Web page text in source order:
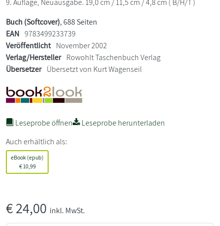
Buch (Softcover), 688 Seiten
EAN 9783499233739
Veröffentlicht November 2002
Verlag/Hersteller Rowohlt Taschenbuch Verlag
Übersetzer Übersetzt von Kurt Wagenseil
Leseprobe öffnen
Leseprobe herunterladen
Auch erhältlich als:
eBook (epub)
€10,99
€24,00 inkl. MwSt.